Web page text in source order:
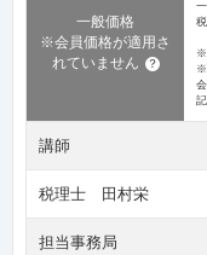
一般価格
※会員価格が適用さ
れていません ？
※
※
講師
税理士 田村栄
担当事務局